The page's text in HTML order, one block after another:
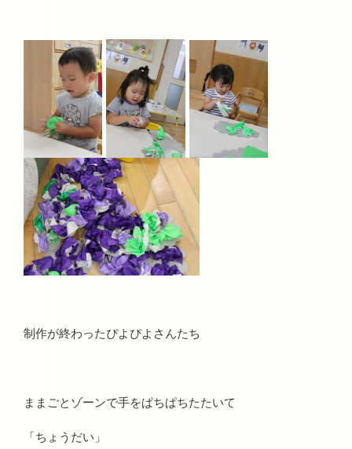
制作が終わったぴよぴよさんたち
ままごとゾーンで手をぱちぱちたたいて
「ちょうだい」